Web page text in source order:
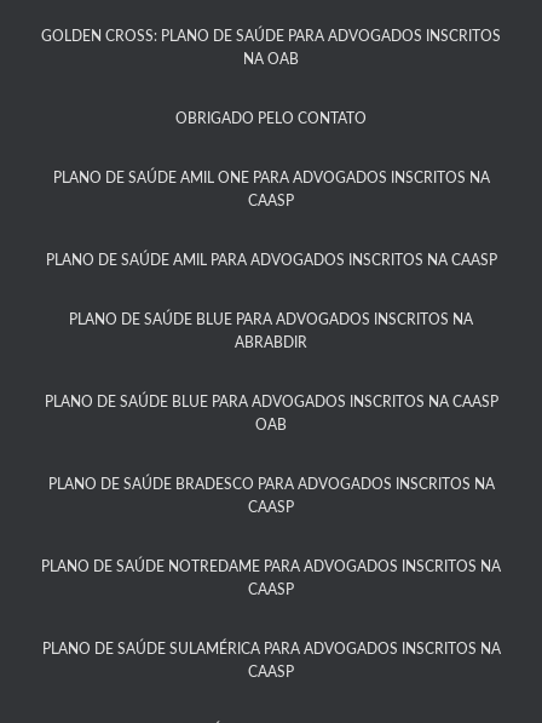
GOLDEN CROSS: PLANO DE SAÚDE PARA ADVOGADOS INSCRITOS
NA OAB
OBRIGADO PELO CONTATO
PLANO DE SAÚDE AMIL ONE PARA ADVOGADOS INSCRITOS NA
CAASP​
PLANO DE SAÚDE AMIL PARA ADVOGADOS INSCRITOS NA CAASP
PLANO DE SAÚDE BLUE PARA ADVOGADOS INSCRITOS NA
ABRABDIR
PLANO DE SAÚDE BLUE PARA ADVOGADOS INSCRITOS NA CAASP
OAB
PLANO DE SAÚDE BRADESCO PARA ADVOGADOS INSCRITOS NA
CAASP​
PLANO DE SAÚDE NOTREDAME PARA ADVOGADOS INSCRITOS NA
CAASP​
PLANO DE SAÚDE SULAMÉRICA PARA ADVOGADOS INSCRITOS NA
CAASP​